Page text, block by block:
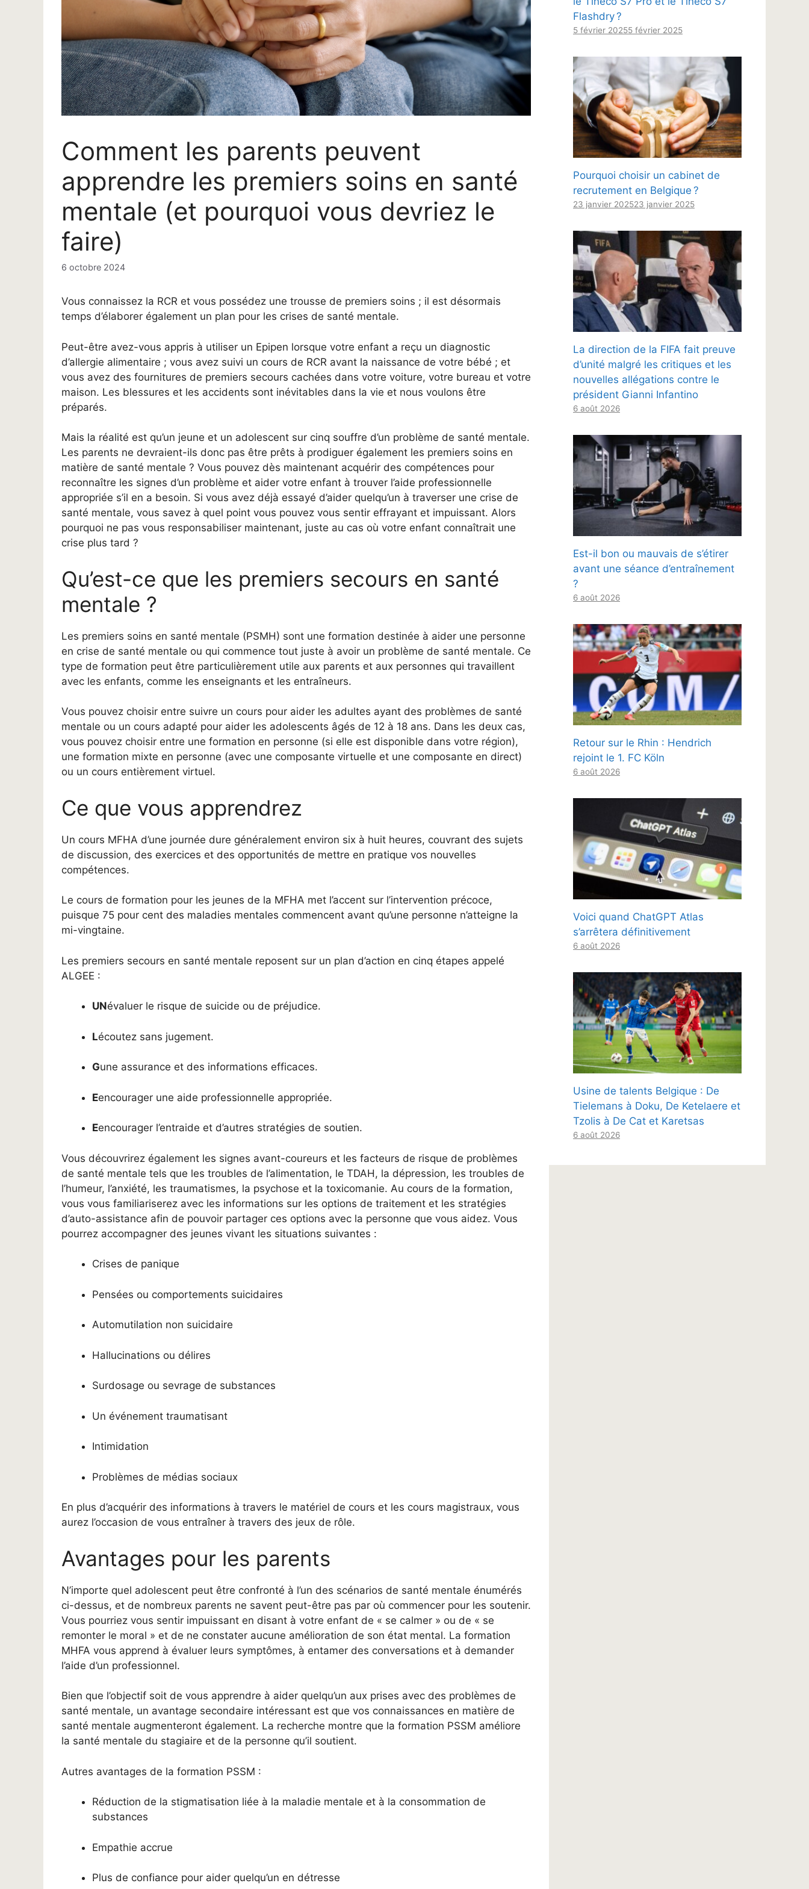
Comment les parents peuvent
apprendre les premiers soins en santé
mentale (et pourquoi vous devriez le
faire)
6 octobre 2024
Vous connaissez la RCR et vous possédez une trousse de premiers soins ; il est désormais
temps d’élaborer également un plan pour les crises de santé mentale.
Peut-être avez-vous appris à utiliser un Epipen lorsque votre enfant a reçu un diagnostic
d’allergie alimentaire ; vous avez suivi un cours de RCR avant la naissance de votre bébé ; et
vous avez des fournitures de premiers secours cachées dans votre voiture, votre bureau et votre
maison. Les blessures et les accidents sont inévitables dans la vie et nous voulons être
préparés.
Mais la réalité est qu’un jeune et un adolescent sur cinq souffre d’un problème de santé mentale.
Les parents ne devraient-ils donc pas être prêts à prodiguer également les premiers soins en
matière de santé mentale ? Vous pouvez dès maintenant acquérir des compétences pour
reconnaître les signes d’un problème et aider votre enfant à trouver l’aide professionnelle
appropriée s’il en a besoin. Si vous avez déjà essayé d’aider quelqu’un à traverser une crise de
santé mentale, vous savez à quel point vous pouvez vous sentir effrayant et impuissant. Alors
pourquoi ne pas vous responsabiliser maintenant, juste au cas où votre enfant connaîtrait une
crise plus tard ?
Qu’est-ce que les premiers secours en santé
mentale ?
Les premiers soins en santé mentale (PSMH) sont une formation destinée à aider une personne
en crise de santé mentale ou qui commence tout juste à avoir un problème de santé mentale. Ce
type de formation peut être particulièrement utile aux parents et aux personnes qui travaillent
avec les enfants, comme les enseignants et les entraîneurs.
Vous pouvez choisir entre suivre un cours pour aider les adultes ayant des problèmes de santé
mentale ou un cours adapté pour aider les adolescents âgés de 12 à 18 ans. Dans les deux cas,
vous pouvez choisir entre une formation en personne (si elle est disponible dans votre région),
une formation mixte en personne (avec une composante virtuelle et une composante en direct)
ou un cours entièrement virtuel.
Ce que vous apprendrez
Un cours MFHA d’une journée dure généralement environ six à huit heures, couvrant des sujets
de discussion, des exercices et des opportunités de mettre en pratique vos nouvelles
compétences.
Le cours de formation pour les jeunes de la MFHA met l’accent sur l’intervention précoce,
puisque 75 pour cent des maladies mentales commencent avant qu’une personne n’atteigne la
mi-vingtaine.
Les premiers secours en santé mentale reposent sur un plan d’action en cinq étapes appelé
ALGEE :
UNévaluer le risque de suicide ou de préjudice.
Lécoutez sans jugement.
Gune assurance et des informations efficaces.
Eencourager une aide professionnelle appropriée.
Eencourager l’entraide et d’autres stratégies de soutien.
Vous découvrirez également les signes avant-coureurs et les facteurs de risque de problèmes
de santé mentale tels que les troubles de l’alimentation, le TDAH, la dépression, les troubles de
l’humeur, l’anxiété, les traumatismes, la psychose et la toxicomanie. Au cours de la formation,
vous vous familiariserez avec les informations sur les options de traitement et les stratégies
d’auto-assistance afin de pouvoir partager ces options avec la personne que vous aidez. Vous
pourrez accompagner des jeunes vivant les situations suivantes :
Crises de panique
Pensées ou comportements suicidaires
Automutilation non suicidaire
Hallucinations ou délires
Surdosage ou sevrage de substances
Un événement traumatisant
Intimidation
Problèmes de médias sociaux
En plus d’acquérir des informations à travers le matériel de cours et les cours magistraux, vous
aurez l’occasion de vous entraîner à travers des jeux de rôle.
Avantages pour les parents
N’importe quel adolescent peut être confronté à l’un des scénarios de santé mentale énumérés
ci-dessus, et de nombreux parents ne savent peut-être pas par où commencer pour les soutenir.
Vous pourriez vous sentir impuissant en disant à votre enfant de « se calmer » ou de « se
remonter le moral » et de ne constater aucune amélioration de son état mental. La formation
MHFA vous apprend à évaluer leurs symptômes, à entamer des conversations et à demander
l’aide d’un professionnel.
Bien que l’objectif soit de vous apprendre à aider quelqu’un aux prises avec des problèmes de
santé mentale, un avantage secondaire intéressant est que vos connaissances en matière de
santé mentale augmenteront également. La recherche montre que la formation PSSM améliore
la santé mentale du stagiaire et de la personne qu’il soutient.
Autres avantages de la formation PSSM :
Réduction de la stigmatisation liée à la maladie mentale et à la consommation de
substances
Empathie accrue
Plus de confiance pour aider quelqu’un en détresse
Flashdry ?
5 février 20255 février 2025
Pourquoi choisir un cabinet de
recrutement en Belgique ?
23 janvier 202523 janvier 2025
La direction de la FIFA fait preuve
d’unité malgré les critiques et les
nouvelles allégations contre le
président Gianni Infantino
6 août 2026
Est-il bon ou mauvais de s’étirer
avant une séance d’entraînement
?
6 août 2026
Retour sur le Rhin : Hendrich
rejoint le 1. FC Köln
6 août 2026
Voici quand ChatGPT Atlas
s’arrêtera définitivement
6 août 2026
Usine de talents Belgique : De
Tielemans à Doku, De Ketelaere et
Tzolis à De Cat et Karetsas
6 août 2026